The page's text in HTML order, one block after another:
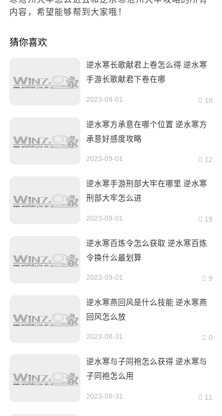
内容，希望能够帮到大家哦！
猜你喜欢
逆水寒长歌献君上卷怎么得 逆水寒
手游长歌献君下卷在哪
2023-09-01 18
逆水寒方承意在哪个位置 逆水寒方
承意好感度攻略
2023-09-01 12
逆水寒手游刑部大牢在哪里 逆水寒
刑部大牢怎么进
2023-09-01 19
逆水寒百炼令怎么获取 逆水寒百炼
令换什么最划算
2023-09-01 9
逆水寒燕回风是什么技能 逆水寒燕
回风怎么放
2023-08-31 0
逆水寒与子同袍怎么获得 逆水寒与
子同袍怎么用
2023-08-31 11